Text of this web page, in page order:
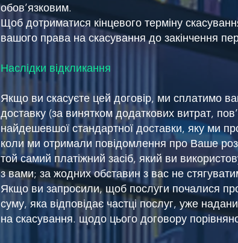
обов’язковим.
Щоб дотриматися кінцевого терміну
вашого права на скасування до закінчення
Наслідки відкликання
Якщо ви скасуєте цей договір, ми сплатимо
доставку (за винятком додаткових витрат,
найдешевшої стандартної доставки, яку ми
коли ми отримали повідомлення про Ваше
той самий платіжний засіб, який ви
з вами; за жодних обставин з вас не
Якщо ви запросили, щоб послуги почалися
суму, яка відповідає частці послуг, уже
на скасування. щодо цього договору